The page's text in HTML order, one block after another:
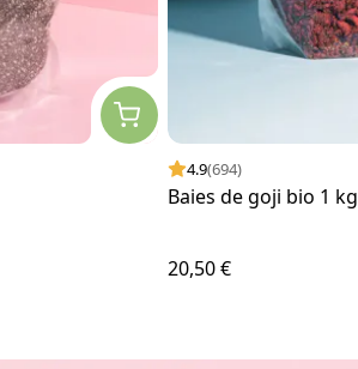
4.9(694)
Baies de goji bio 1 kg
20,50 €